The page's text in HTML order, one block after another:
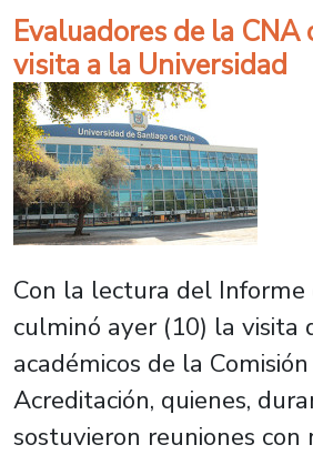
Evaluadores de la CNA
visita a la Universidad
Con la lectura del Informe
culminó ayer (10) la visita
académicos de la
Acreditación, quienes,
sostuvieron reuniones con